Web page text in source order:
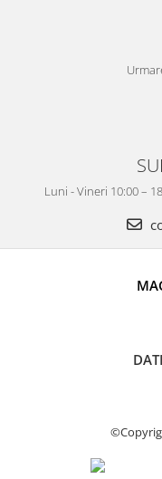
Luni - Vineri 10:00 –